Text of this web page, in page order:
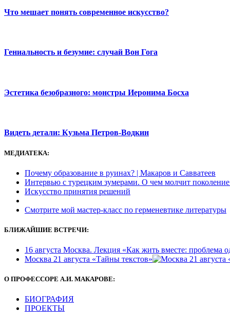
Что мешает понять современное искусство?
Гениальность и безумие: случай Вон Гога
Эстетика безобразного: монстры Иеронима Босха
Видеть детали: Кузьма Петров-Водкин
МЕДИАТЕКА:
Почему образование в руинах? | Макаров и Савватеев
Интервью с турецким зумерами. О чем молчит
Искусство принятия решений
Смотрите мой мастер-класс по герменевтике литературы
БЛИЖАЙШИЕ ВСТРЕЧИ:
16 августа Москва. Лекция «Как жить вместе: проблема
Москва 21 августа «Тайны текстов»
О ПРОФЕССОРЕ А.И. МАКАРОВЕ:
БИОГРАФИЯ
ПРОЕКТЫ